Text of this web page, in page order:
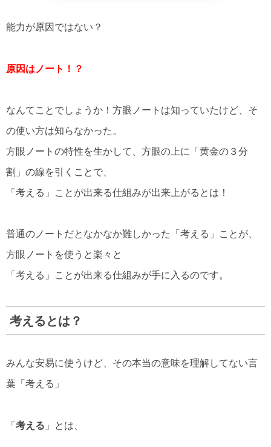
能力が原因ではない？
原因はノート！？
なんてことでしょうか！方眼ノートは知っていたけど、そ
の使い方は知らなかった。
方眼ノートの特性を生かして、方眼の上に「黄金の３分
割」の線を引くことで、
「考える」ことが出来る仕組みが出来上がるとは！
普通のノートだとなかなか難しかった「考える」ことが、
方眼ノートを使うと楽々と
「考える」ことが出来る仕組みが手に入るのです。
考えるとは？
みんな安易に使うけど、その本当の意味を理解してない言
葉「考える」
「 考える 」とは、